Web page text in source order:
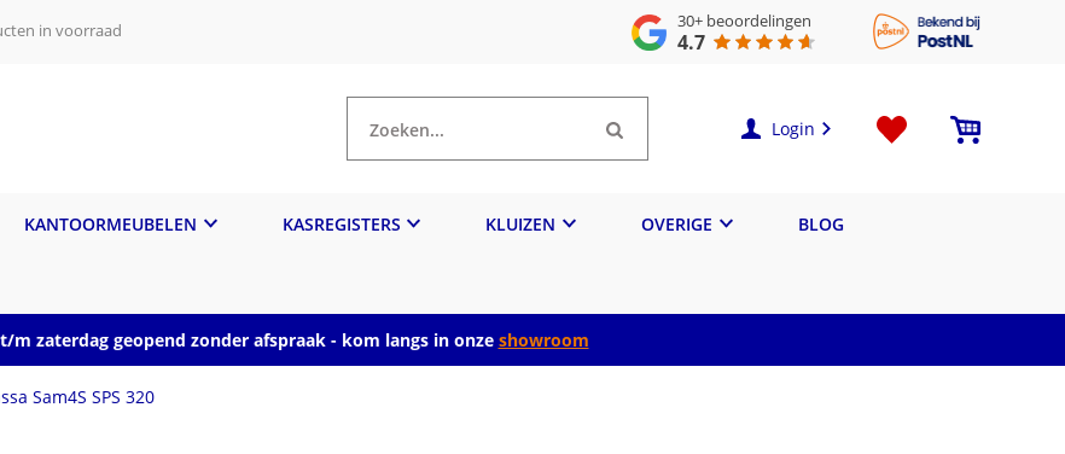
in voorraad 30+ beoordelingen
4.7
Zoeken... Login
KANTOORMEUBELEN KASREGISTERS KLUIZEN OVERIGE BLOG
m zaterdag geopend zonder afspraak - kom langs in onze showroom
Sam4S SPS 320